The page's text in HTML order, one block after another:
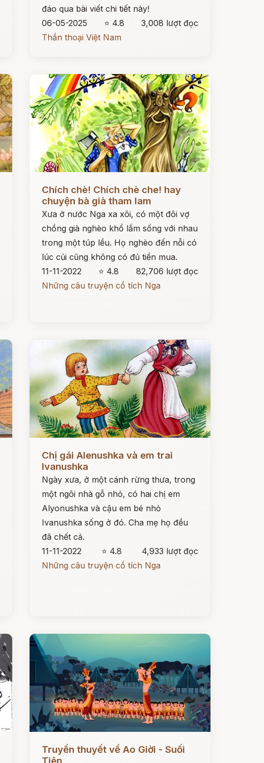
đáo qua bài viết chi tiết này!
06-05-2025
⭐ 4.8
3,008 lượt đọc
Thần thoại Việt Nam
Chích chè! Chích chè che! hay
chuyện bà già tham lam
Xưa ở nước Nga xa xôi, có một đôi vợ
chồng già nghèo khổ lắm sống với nhau
trong một túp lều. Họ nghèo đến nỗi có
lúc củi cũng không có đủ tiền mua.
11-11-2022
⭐ 4.8
82,706 lượt đọc
Những câu truyện cổ tích Nga
Chị gái Alenushka và em trai
Ivanushka
Ngày xưa, ở một cánh rừng thưa, trong
một ngôi nhà gỗ nhỏ, có hai chị em
Alyonushka và cậu em bé nhỏ
Ivanushka sống ở đó. Cha mẹ họ đều
đã chết cả.
11-11-2022
⭐ 4.8
4,933 lượt đọc
Những câu truyện cổ tích Nga
Đọc ngay
Truyền thuyết về Ao Giời - Suối